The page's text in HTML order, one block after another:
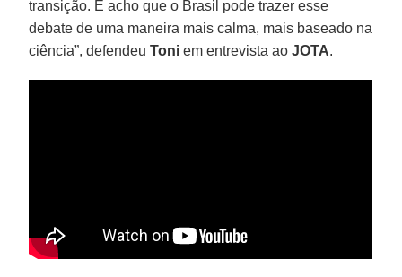
transição. E acho que o Brasil pode trazer esse
debate de uma maneira mais calma, mais baseado na
ciência”, defendeuToni em entrevista aoJOTA.